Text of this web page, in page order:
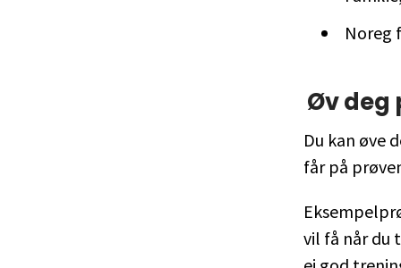
Noreg
Øv deg
Du kan øve
får på
vil få når du